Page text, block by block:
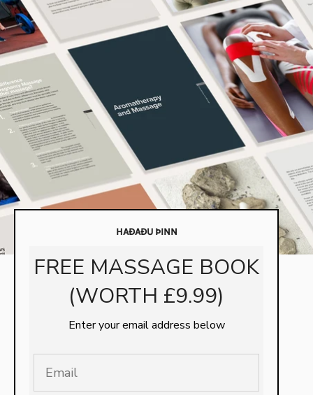
HAÐAÐU ÞINN
FREE MASSAGE BOOK
(WORTH £9.99)
Enter your email address below